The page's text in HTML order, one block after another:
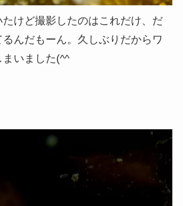
たけど撮影したのはこれだけ、だ
んだもーん。久しぶりだからワ
いました(^^ゞ